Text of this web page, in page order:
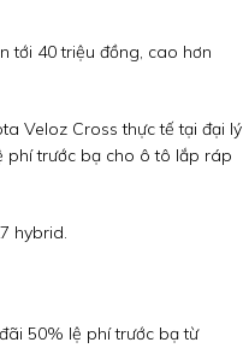
tới 40 triệu đồng, cao hơn
Veloz Cross thực tế tại đại lý
phí trước bạ cho ô tô lắp ráp
hybrid.
50% lệ phí trước bạ từ